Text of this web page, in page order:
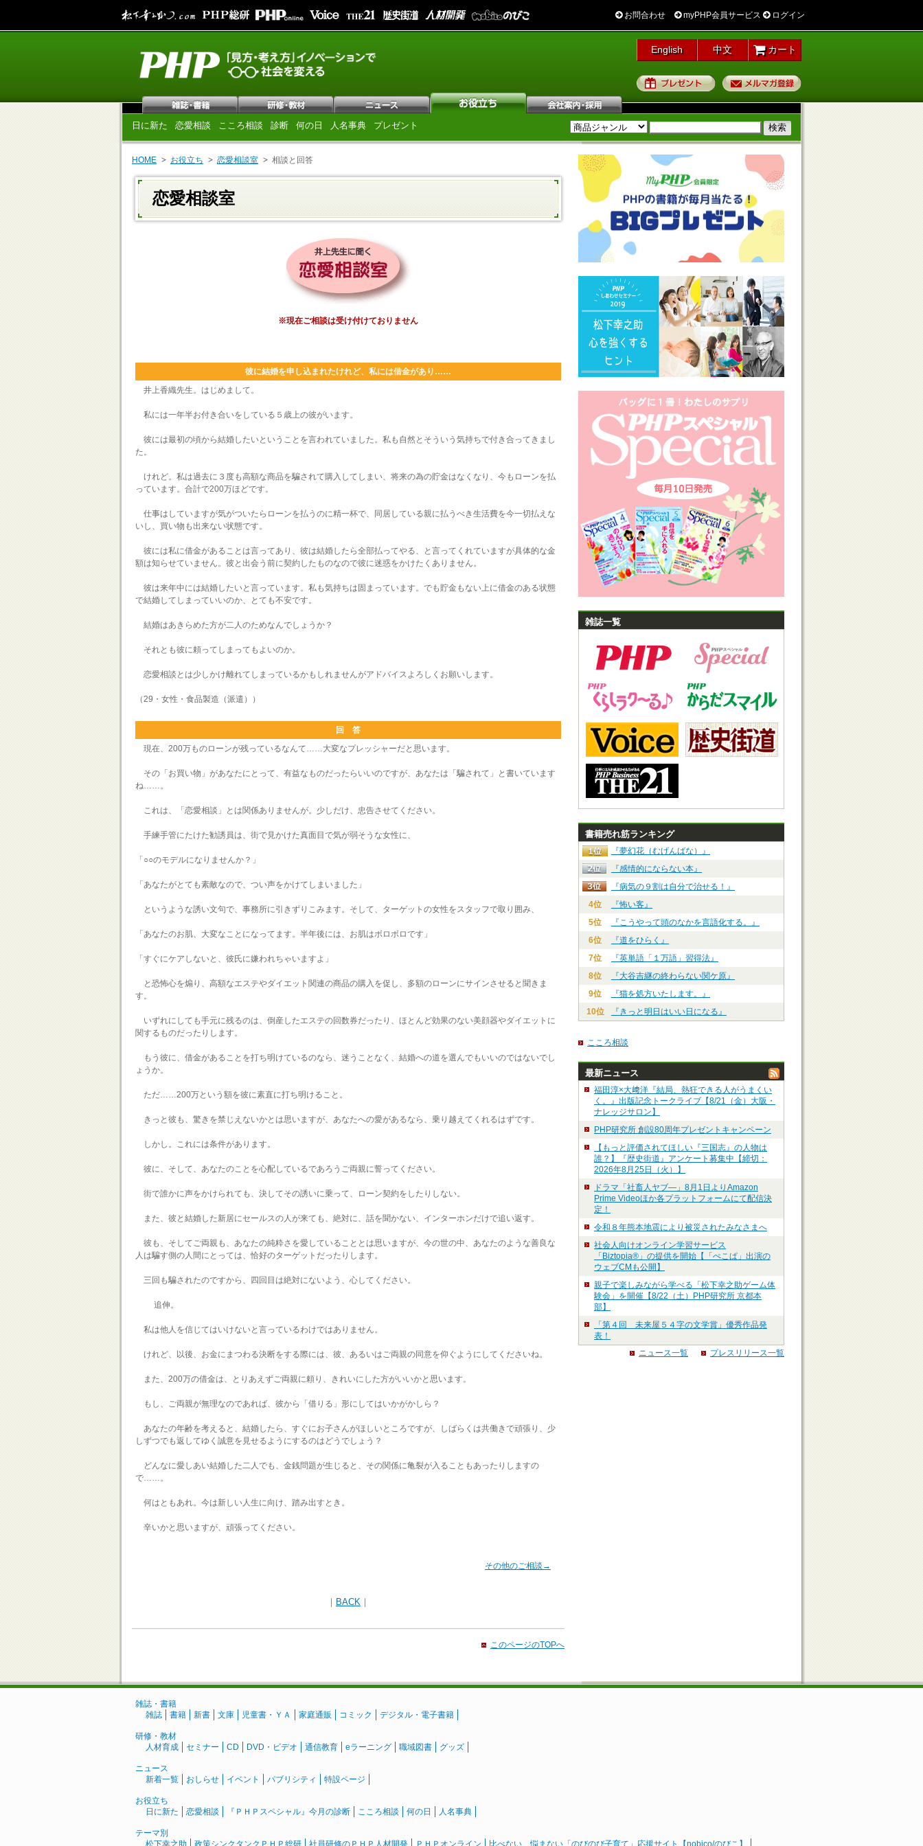
お問合わせ myPHP会員サービス ログイン
English 中文 カート
プレゼント
日に新た 恋愛相談 こころ相談 診断 何の日 人名事典 プレゼント
HOME お役立ち 恋愛相談室 相談と回答
恋愛相談室
※現在ご相談は受け付けておりません
彼に結婚を申し込まれたけれど、私には借金があり……
井上香織先生。はじめまして。
私には一年半お付き合いをしている５歳上の彼がいます。
彼には最初の頃から結婚したいということを言われていました。私も自然とそういう気持ちで付き合ってきまし
た。
けれど。私は過去に３度も高額な商品を騙されて購入してしまい、将来の為の貯金はなくなり、今もローンを払
っています。合計で200万ほどです。
仕事はしていますが気がついたらローンを払うのに精一杯で、同居している親に払うべき生活費を今一切払えな
いし、買い物も出来ない状態です。
彼には私に借金があることは言ってあり、彼は結婚したら全部払ってやる、と言ってくれていますが具体的な金
額は知らせていません。彼と出会う前に契約したものなので彼に迷惑をかけたくありません。
彼は来年中には結婚したいと言っています。私も気持ちは固まっています。でも貯金もない上に借金のある状態
で結婚してしまっていいのか、とても不安です。
結婚はあきらめた方が二人のためなんでしょうか？
それとも彼に頼ってしまってもよいのか。
恋愛相談とは少しかけ離れてしまっているかもしれませんがアドバイスよろしくお願いします。
（29・女性・食品製造（派遣））
回 答
現在、200万ものローンが残っているなんて……大変なプレッシャーだと思います。
その「お買い物」があなたにとって、有益なものだったらいいのですが、あなたは「騙されて」と書いています
ね……。
これは、「恋愛相談」とは関係ありませんが。少しだけ、忠告させてください。
手練手管にたけた勧誘員は、街で見かけた真面目で気が弱そうな女性に、
「○○のモデルになりませんか？」
「あなたがとても素敵なので、つい声をかけてしまいました」
というような誘い文句で、事務所に引きずりこみます。そして、ターゲットの女性をスタッフで取り囲み、
「あなたのお肌、大変なことになってます。半年後には、お肌はボロボロです」
「すぐにケアしないと、彼氏に嫌われちゃいますよ」
と恐怖心を煽り、高額なエステやダイエット関連の商品の購入を促し、多額のローンにサインさせると聞きま
す。
いずれにしても手元に残るのは、倒産したエステの回数券だったり、ほとんど効果のない美顔器やダイエットに
関するものだったりします。
もう彼に、借金があることを打ち明けているのなら、迷うことなく、結婚への道を選んでもいいのではないでし
ょうか。
ただ……200万という額を彼に素直に打ち明けること。
きっと彼も、驚きを禁じえないかとは思いますが、あなたへの愛があるなら、乗り越えてくれるはずです。
しかし。これには条件があります。
彼に、そして、あなたのことを心配しているであろうご両親に誓ってください。
街で誰かに声をかけられても、決してその誘いに乗って、ローン契約をしたりしない。
また、彼と結婚した新居にセールスの人が来ても、絶対に、話を聞かない、インターホンだけで追い返す。
彼も、そしてご両親も、あなたの純粋さを愛していることとは思いますが、今の世の中、あなたのような善良な
人は騙す側の人間にとっては、恰好のターゲットだったりします。
三回も騙されたのですから、四回目は絶対にないよう、心してください。
追伸。
私は他人を信じてはいけないと言っているわけではありません。
けれど、以後、お金にまつわる決断をする際には、彼、あるいはご両親の同意を仰ぐようにしてくださいね。
また、200万の借金は、とりあえずご両親に頼り、きれいにした方がいいかと思います。
もし、ご両親が無理なのであれば、彼から「借りる」形にしてはいかがかしら？
あなたの年齢を考えると、結婚したら、すぐにお子さんがほしいところですが、しばらくは共働きで頑張り、少
しずつでも返してゆく誠意を見せるようにするのはどうでしょう？
どんなに愛しあい結婚した二人でも、金銭問題が生じると、その関係に亀裂が入ることもあったりしますの
で……。
何はともあれ。今は新しい人生に向け、踏み出すとき。
辛いかと思いますが、頑張ってください。
その他のご相談→
｜ BACK ｜
このページのTOPへ
雑誌一覧
書籍売れ筋ランキング
『夢幻花（むげんばな）』
『感情的にならない本』
『病気の９割は自分で治せる！』
4位
『怖い客』
5位
『こうやって頭のなかを言語化する。』
6位
『道をひらく』
7位
『英単語「１万語」習得法』
8位
『大谷吉継の終わらない関ケ原』
9位
『猫を処方いたします。』
10位
『きっと明日はいい日になる』
こころ相談
最新ニュース
福田淳×大﨑洋『結局、熱狂できる人がうまくい
く。』出版記念トークライブ【8/21（金）大阪・
ナレッジサロン】
PHP研究所 創設80周年プレゼントキャンペーン
【もっと評価されてほしい『三国志』の人物は
誰？】『歴史街道』アンケート募集中【締切：
2026年8月25日（火）】
ドラマ「社畜人ヤブ―」8月1日よりAmazon
Prime Videoほか各プラットフォームにて配信決
定！
令和８年熊本地震により被災されたみなさまへ
社会人向けオンライン学習サービス
「Biztopia®」の提供を開始【「ぺこぱ」出演の
ウェブCMも公開】
親子で楽しみながら学べる「松下幸之助ゲーム体
験会」を開催【8/22（土）PHP研究所 京都本
部】
「第４回 未来屋５４字の文学賞」優秀作品発
表！
ニュース一覧
プレスリリース一覧
雑誌・書籍
雑誌
書籍 新書 文庫 児童書・ＹＡ 家庭通販 コミック デジタル・電子書籍
研修・教材
人材育成
セミナー CD DVD・ビデオ 通信教育 eラーニング 職域図書 グッズ
ニュース
新着一覧
おしらせ イベント パブリシティ 特設ページ
お役立ち
日に新た
恋愛相談 『ＰＨＰスペシャル』今月の診断 こころ相談 何の日 人名事典
テーマ別
松下幸之助
政策シンクタンクＰＨＰ総研 社員研修のＰＨＰ人材開発 ＰＨＰオンライン 比べない、悩まない「のびのび子育て」応援サイト【nobico/のびこ】